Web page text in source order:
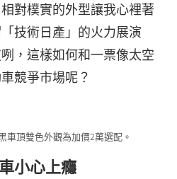
對樸實的外型讓我心裡著
技術日產」的火力展演
，這樣如何和一票像太空
競爭市場呢？
車頂雙色外觀為加價2萬選配。
小心上癮